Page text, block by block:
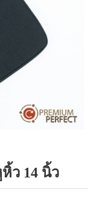
ว 14 นิ้ว